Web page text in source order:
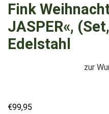
Fink
JASPER«,
Edelstahl
zur
€99,95